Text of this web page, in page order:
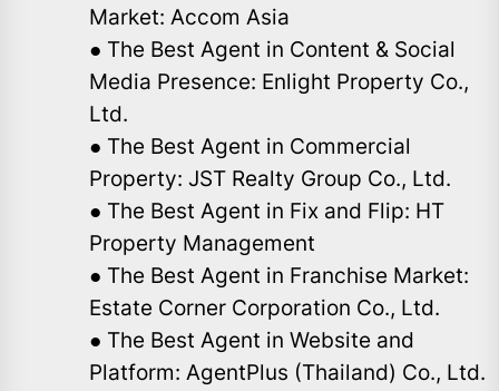
Market: Accom Asia
● The Best Agent in Content & Social
Media Presence: Enlight Property Co.,
Ltd.
● The Best Agent in Commercial
Property: JST Realty Group Co., Ltd.
● The Best Agent in Fix and Flip: HT
Property Management
● The Best Agent in Franchise Market:
Estate Corner Corporation Co., Ltd.
● The Best Agent in Website and
Platform: AgentPlus (Thailand) Co., Ltd.